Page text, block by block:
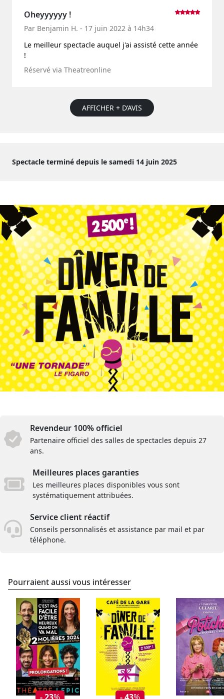
Oheyyyyyy !
Par Benjamin H. - 17 juin 2022 à 14h34
Le meilleur spectacle auquel j'ai assisté cette année
!
Réservé via Theatreonline
AFFICHER + D’AVIS
Spectacle terminé depuis le samedi 14 juin 2025
Revendeur 100% officiel
Partenaire officiel des salles de spectacles depuis 27
ans.
Meilleures places garanties
Les meilleures places disponibles vous sont
systématiquement attribuées.
Service client réactif
Conseils personnalisés et assistance par mail et par
téléphone.
Pourraient aussi vous intéresser